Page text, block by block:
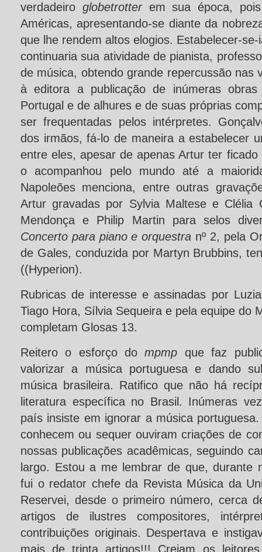
verdadeiro globetrotter em sua época,
Américas, apresentando-se diante da
que lhe rendem altos elogios. Estabelecer-
continuaria sua atividade de pianista,
de música, obtendo grande repercussão nas
à editora a publicação de inúmeras
Portugal e de alhures e de suas próprias
ser frequentadas pelos intérpretes.
dos irmãos, fá-lo de maneira a estabelecer
entre eles, apesar de apenas Artur ter
o acompanhou pelo mundo até a
Napoleões menciona, entre outras
Artur gravadas por Sylvia Maltese e Clélia
Mendonça e Philip Martin para selos
Concerto para piano e orquestra nº 2, pela
de Gales, conduzida por Martyn Brubbins,
((Hyperion).
Rubricas de interesse e assinadas por
Tiago Hora, Sílvia Sequeira e pela equipe do
completam Glosas 13.
Reitero o esforço do mpmp que faz
valorizar a música portuguesa e dando
música brasileira. Ratifico que não há
literatura específica no Brasil. Inúmeras
país insiste em ignorar a música
conhecem ou sequer ouviram criações de
nossas publicações acadêmicas, seguindo
largo. Estou a me lembrar de que, durante
fui o redator chefe da Revista Música da
Reservei, desde o primeiro número, cerca
artigos de ilustres compositores,
contribuições originais. Despertava e
mais de trinta artigos!!! Creiam os